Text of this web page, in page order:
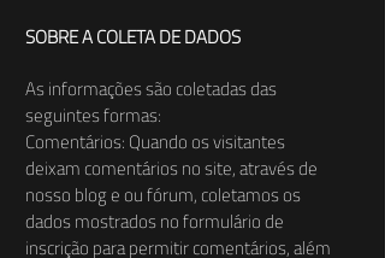
SOBRE A COLETA DE DADOS
As informações são coletadas das
seguintes formas:
Comentários: Quando os visitantes
deixam comentários no site, através de
nosso blog e ou fórum, coletamos os
dados mostrados no formulário de
inscrição para permitir comentários, além